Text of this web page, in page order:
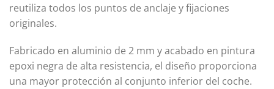
reutiliza todos los puntos de anclaje y fijaciones
originales.
Fabricado en aluminio de 2 mm y acabado en pintura
epoxi negra de alta resistencia, el diseño proporciona
una mayor protección al conjunto inferior del coche.